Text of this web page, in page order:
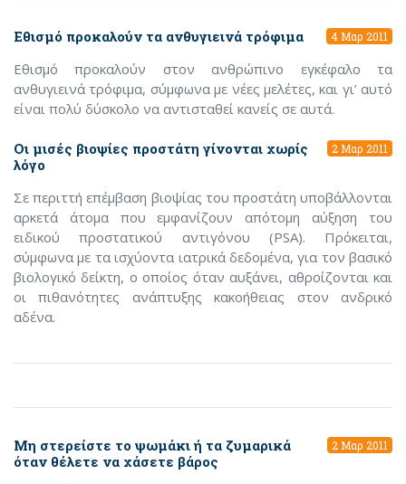
Εθισμό προκαλούν τα ανθυγιεινά τρόφιμα 4 Μαρ 2011
Εθισμό προκαλούν στον ανθρώπινο εγκέφαλο τα
ανθυγιεινά τρόφιμα, σύμφωνα με νέες μελέτες, και γι’ αυτό
είναι πολύ δύσκολο να αντισταθεί κανείς σε αυτά.
Οι μισές βιοψίες προστάτη γίνονται χωρίς
λόγο
2 Μαρ 2011
Σε περιττή επέμβαση βιοψίας του προστάτη υποβάλλονται
αρκετά άτομα που εμφανίζουν απότομη αύξηση του
ειδικού προστατικού αντιγόνου (PSA). Πρόκειται,
σύμφωνα με τα ισχύοντα ιατρικά δεδομένα, για τον βασικό
βιολογικό δείκτη, ο οποίος όταν αυξάνει, αθροίζονται και
οι πιθανότητες ανάπτυξης κακοήθειας στον ανδρικό
αδένα.
Μη στερείστε το ψωμάκι ή τα ζυμαρικά
όταν θέλετε να χάσετε βάρος
2 Μαρ 2011